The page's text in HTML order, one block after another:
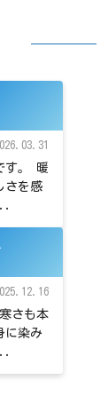
す。 暖
さを感
さも本
に染み